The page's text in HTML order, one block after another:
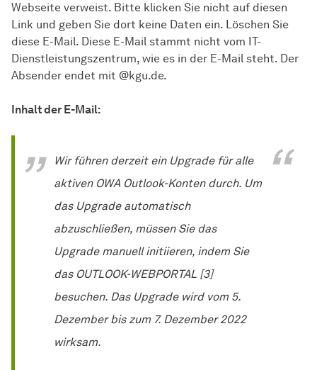
Webseite verweist. Bitte klicken Sie nicht auf diesen
Link und geben Sie dort keine Daten ein. Löschen Sie
diese E-Mail. Diese E-Mail stammt nicht vom IT-
Dienstleistungszentrum, wie es in der E-Mail steht. Der
Absender endet mit @kgu.de.
Inhalt der E-Mail:
Wir führen derzeit ein Upgrade für alle
aktiven OWA Outlook-Konten durch. Um
das Upgrade automatisch
abzuschließen, müssen Sie das
Upgrade manuell initiieren, indem Sie
das OUTLOOK-WEBPORTAL [3]
besuchen. Das Upgrade wird vom 5.
Dezember bis zum 7. Dezember 2022
wirksam.